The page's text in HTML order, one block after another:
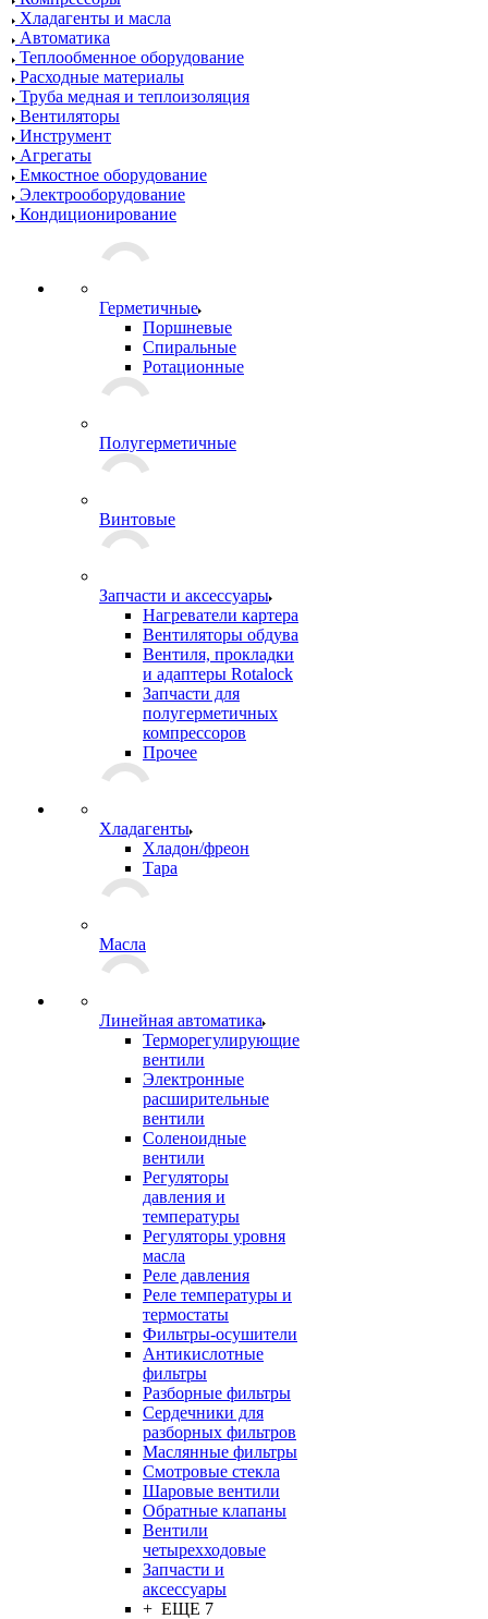
Хладагенты и масла
Автоматика
Теплообменное оборудование
Расходные материалы
Труба медная и теплоизоляция
Вентиляторы
Инструмент
Агрегаты
Емкостное оборудование
Электрооборудование
Кондиционирование
Герметичные
Поршневые
Спиральные
Ротационные
Полугерметичные
Винтовые
Запчасти и аксессуары
Нагреватели картера
Вентиляторы обдува
Вентиля, прокладки
и адаптеры Rotalock
Запчасти для
полугерметичных
компрессоров
Прочее
Хладагенты
Хладон/фреон
Тара
Масла
Линейная автоматика
Терморегулирующие
вентили
Электронные
расширительные
вентили
Соленоидные
вентили
Регуляторы
давления и
температуры
Регуляторы уровня
масла
Реле давления
Реле температуры и
термостаты
Фильтры-осушители
Антикислотные
фильтры
Разборные фильтры
Сердечники для
разборных фильтров
Маслянные фильтры
Смотровые стекла
Шаровые вентили
Обратные клапаны
Вентили
четырехходовые
Запчасти и
аксессуары
+ ЕЩЕ 7